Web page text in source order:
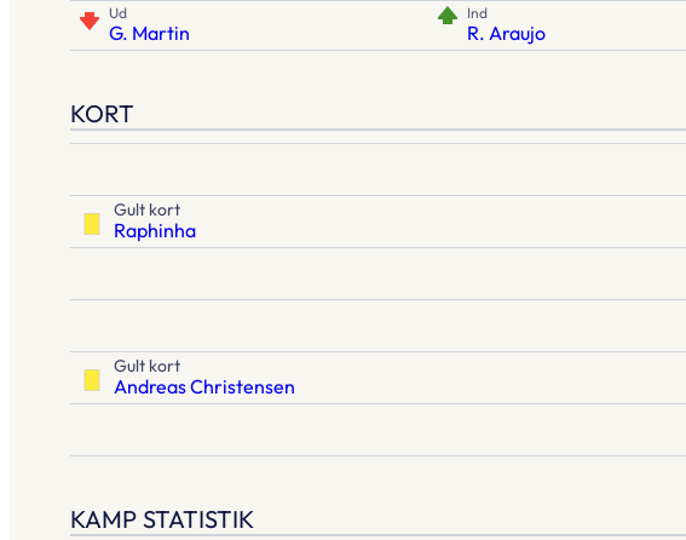
Ud
G. Martin
Ind
R. Araujo
KORT
Gult kort
Raphinha
Gult kort
Andreas Christensen
KAMP STATISTIK